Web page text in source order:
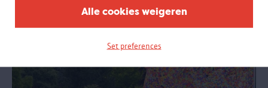
Alle cookies weigeren
Set preferences